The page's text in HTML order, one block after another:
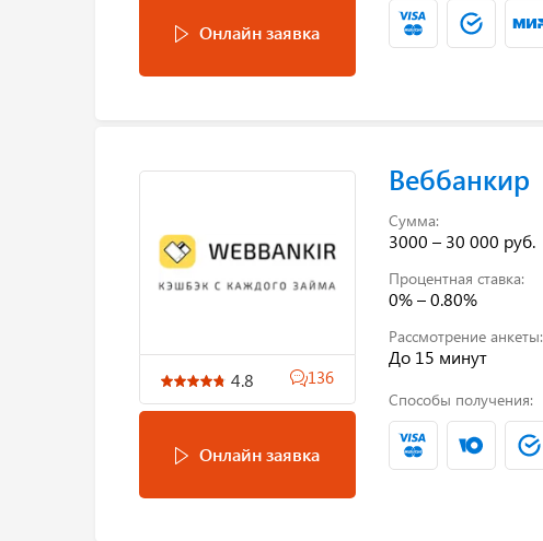
Онлайн заявка
4.8 136
Онлайн заявка
Веббанкир
Сумма:
3000 – 30 000 руб.
Процентная ставка:
0% – 0.80%
Рассмотрение анкеты:
До 15 минут
Способы получения: